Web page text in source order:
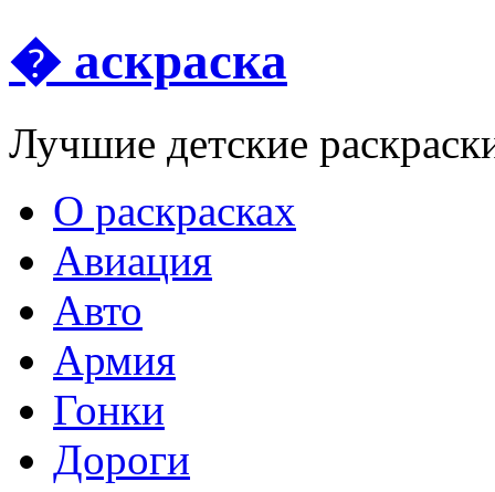
� аскраска
Лучшие детские
О раскрасках
Авиация
Авто
Армия
Гонки
Дороги